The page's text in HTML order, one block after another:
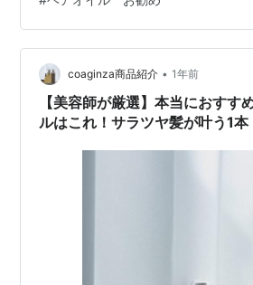
を防ぎながらしっとりまとまる 軽や
タつかずサラサラに仕上がる 髪を乾
ことで、パサつきや広がりを抑…
coaginza商品紹介 • 1年前
【美容師が厳選】本当におすす
ルはこれ！サラツヤ髪が叶う1本